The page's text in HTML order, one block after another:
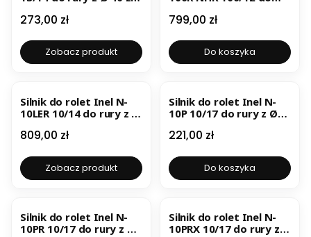
przeszkód
Cena
273,00 zł
Zobacz produkt
wbudowanym
i awaryjnym
otwieraniem
Cena
799,00 zł
Do koszyka
Silnik do rolet Inel N-
10LER 10/14 do rury z Ø
odbiornikiem radiowym
panelem słonecznym
Cena
809,00 zł
Zobacz produkt
Silnik do rolet Inel N-
10P 10/17 do rury z Ø
wykrywania
Cena
221,00 zł
Do koszyka
Silnik do rolet Inel N-
10PR 10/17 do rury z Ø
Silnik do rolet Inel N-
10PRX 10/17 do rury z Ø